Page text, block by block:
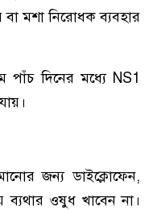
মশা নিরোধক ব্যবহার
পাঁচ দিনের মধ্যে NS1
জন্য ডাইক্লোফেন,
ব্যথার ওষুধ খাবেন না।